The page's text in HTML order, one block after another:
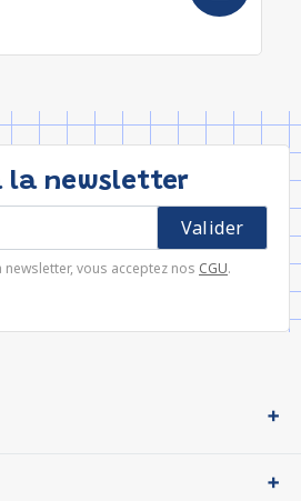
la newsletter
newsletter, vous acceptez nos CGU.